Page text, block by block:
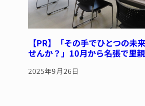
【PR】「その手でひとつの未
せんか？」10月から名張で里
2025年9月26日